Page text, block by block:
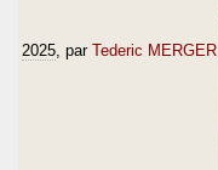
2025 , par Tederic MERGER